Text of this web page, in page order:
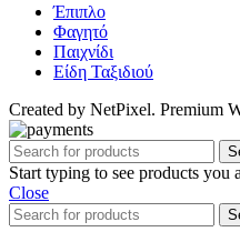
Έπιπλο
Φαγητό
Παιχνίδι
Είδη Ταξιδιού
Created by NetPixel. Premium
Start typing to see products you
Close